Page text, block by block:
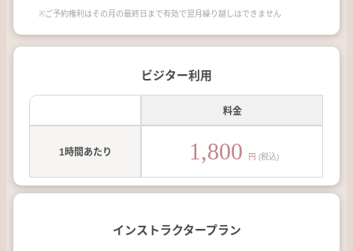
※ご予約権利はその月の最終日まで有効で翌月繰り越しはできません
ビジター利用
料金
1時間あたり 1,800 円 (税込)
インストラクタープラン